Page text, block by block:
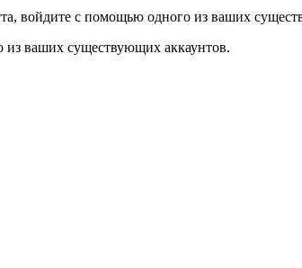
войдите с помощью одного из ваших
ваших существующих аккаунтов.